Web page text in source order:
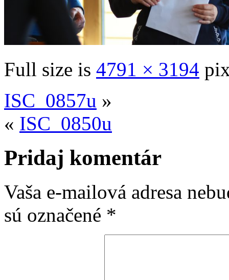
Full size is 4791 × 3194
ISC_0857u »
« ISC_0850u
Pridaj komentár
Vaša e-mailová adresa
sú označené *